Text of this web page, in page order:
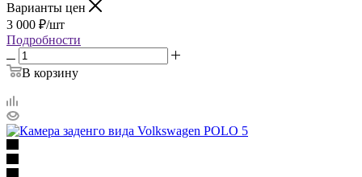
Варианты цен
3 000 ₽/шт
Подробности
В корзину